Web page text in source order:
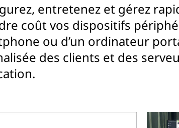
entretenez et gérez
coût vos dispositifs
ou d’un ordinateur
des clients et des